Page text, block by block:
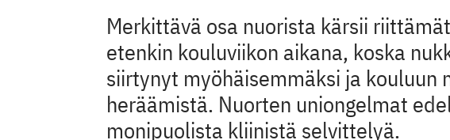
Merkittävä osa nuorista kärsii
etenkin kouluviikon aikana, koska
siirtynyt myöhäisemmäksi ja kouluun
heräämistä. Nuorten uniongelmat
monipuolista kliinistä selvittelyä.